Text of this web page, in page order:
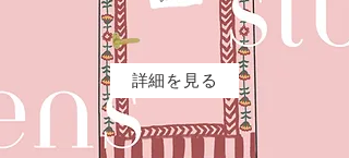
詳細を見る